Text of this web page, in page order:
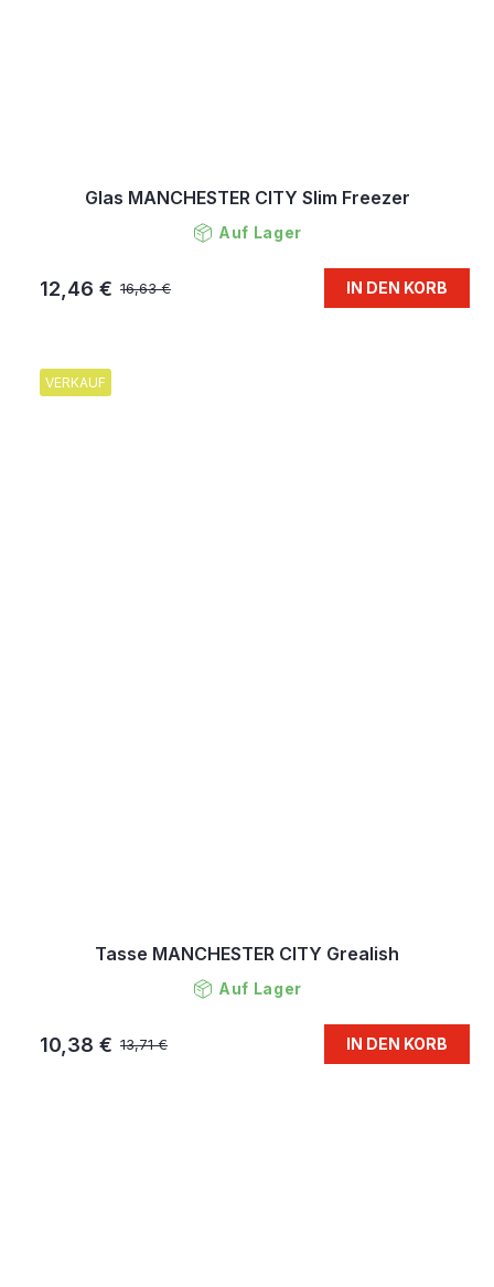
Glas MANCHESTER CITY Slim Freezer
Auf Lager
16,63 €
12,46 € IN DEN KORB
VERKAUF
Tasse MANCHESTER CITY Grealish
Auf Lager
13,71 €
10,38 € IN DEN KORB